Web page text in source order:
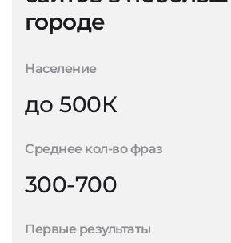
городе
Население
до 500К
Среднее кол-во фраз
300-700
Первые результаты